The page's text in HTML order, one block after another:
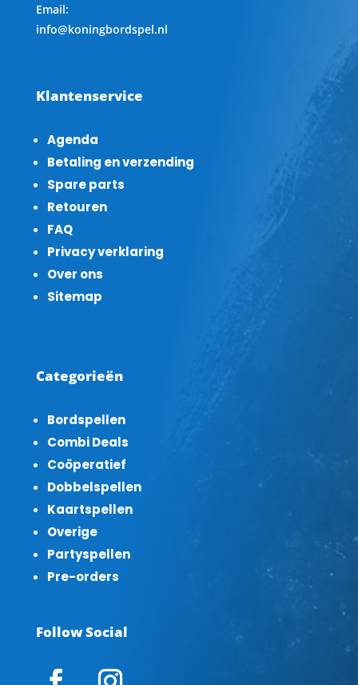
Email:
info@koningbordspel.nl
Klantenservice
Agenda
Betaling en verzending
Spare parts
Retouren
FAQ
Privacy verklaring
Over ons
Sitemap
Categorieën
Bordspellen
Combi Deals
Coöperatief
Dobbelspellen
Kaartspellen
Overige
Partyspellen
Pre-orders
Follow Social